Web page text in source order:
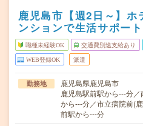
鹿児島市【週2日～】ホ
ンションで生活サポート
職種未経験OK 交通費別途支給あり
WEB登録OK 派遣
勤務地
鹿児島県鹿児島市
鹿児島駅前駅から---分
から---分／市立病院前(
前駅から---分